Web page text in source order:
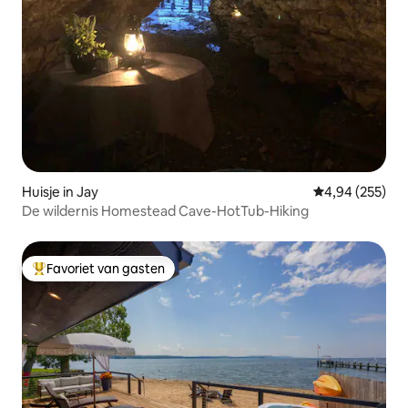
Huisje in Jay Gemiddelde
4,94 (255)
De wildernis Homestead Cave-HotTub-Hiking
Topfavoriet van gasten
Favoriet van gasten